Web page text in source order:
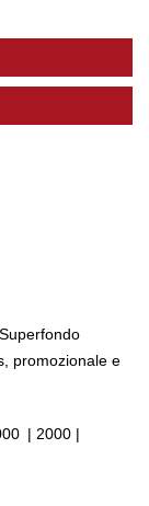
promozionale e
| 2000 |